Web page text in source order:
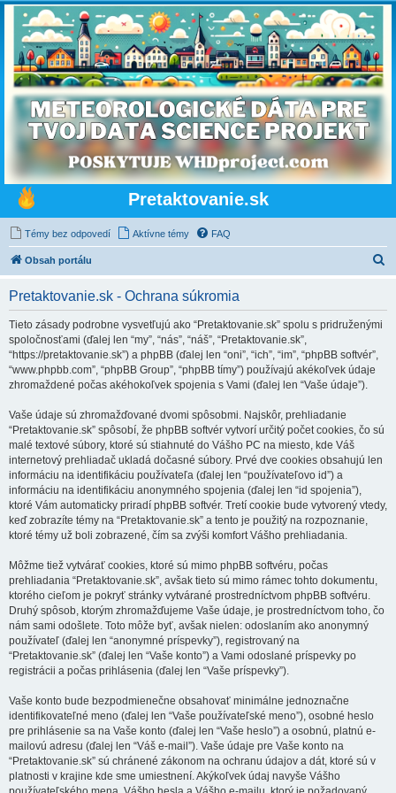
Pretaktovanie.sk
Témy bez odpovedí Aktívne témy FAQ
Obsah portálu
Pretaktovanie.sk - Ochrana súkromia
Tieto zásady podrobne vysvetľujú ako “Pretaktovanie.sk” spolu s pridruženými
spoločnosťami (ďalej len “my”, “nás”, “náš”, “Pretaktovanie.sk”,
“https://pretaktovanie.sk”) a phpBB (ďalej len “oni”, “ich”, “im”, “phpBB softvér”,
“www.phpbb.com”, “phpBB Group”, “phpBB tímy”) používajú akékoľvek údaje
zhromaždené počas akéhokoľvek spojenia s Vami (ďalej len “Vaše údaje”).
Vaše údaje sú zhromažďované dvomi spôsobmi. Najskôr, prehliadanie
“Pretaktovanie.sk” spôsobí, že phpBB softvér vytvorí určitý počet cookies, čo sú
malé textové súbory, ktoré sú stiahnuté do Vášho PC na miesto, kde Váš
internetový prehliadač ukladá dočasné súbory. Prvé dve cookies obsahujú len
informáciu na identifikáciu používateľa (ďalej len “používateľovo id”) a
informáciu na identifikáciu anonymného spojenia (ďalej len “id spojenia”),
ktoré Vám automaticky priradí phpBB softvér. Tretí cookie bude vytvorený vtedy,
keď zobrazíte témy na “Pretaktovanie.sk” a tento je použitý na rozpoznanie,
ktoré témy už boli zobrazené, čím sa zvýši komfort Vášho prehliadania.
Môžme tiež vytvárať cookies, ktoré sú mimo phpBB softvéru, počas
prehliadania “Pretaktovanie.sk”, avšak tieto sú mimo rámec tohto dokumentu,
ktorého cieľom je pokryť stránky vytvárané prostredníctvom phpBB softvéru.
Druhý spôsob, ktorým zhromažďujeme Vaše údaje, je prostredníctvom toho, čo
nám sami odošlete. Toto môže byť, avšak nielen: odoslaním ako anonymný
používateľ (ďalej len “anonymné príspevky”), registrovaný na
“Pretaktovanie.sk” (ďalej len “Vaše konto”) a Vami odoslané príspevky po
registrácii a počas prihlásenia (ďalej len “Vaše príspevky”).
Vaše konto bude bezpodmienečne obsahovať minimálne jednoznačne
identifikovateľné meno (ďalej len “Vaše používateľské meno”), osobné heslo
pre prihlásenie sa na Vaše konto (ďalej len “Vaše heslo”) a osobnú, platnú e-
mailovú adresu (ďalej len “Váš e-mail”). Vaše údaje pre Vaše konto na
“Pretaktovanie.sk” sú chránené zákonom na ochranu údajov a dát, ktoré sú v
platnosti v krajine kde sme umiestnení. Akýkoľvek údaj navyše Vášho